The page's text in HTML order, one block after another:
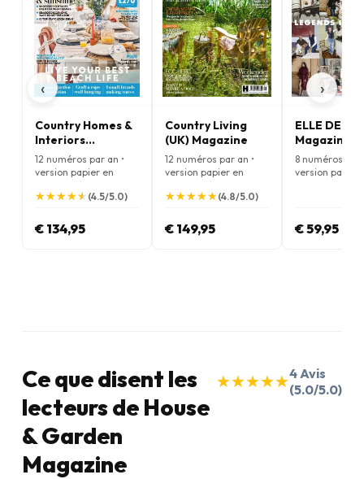
‹
Country Homes &
Interiors
Magazine
12 numéros par an •
version papier en
★
★★
★★
★★
★★
★ (4.5/5.0)
€ 134,95
Country Living
(UK) Magazine
12 numéros par an •
version papier en
★
★★
★★
★★
★★
★ (4.8/5.0)
€ 149,95
ELLE
Magazine
8 numéros par
version papier
€ 59,95
›
Ce que disent les
lecteurs de House
& Garden
Magazine
★
★★
★★
★★
★★
★4Avis
(5.0/5.0)